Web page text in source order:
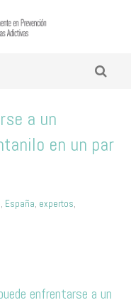
a un
en un par
, España, expertos,
enfrentarse a un